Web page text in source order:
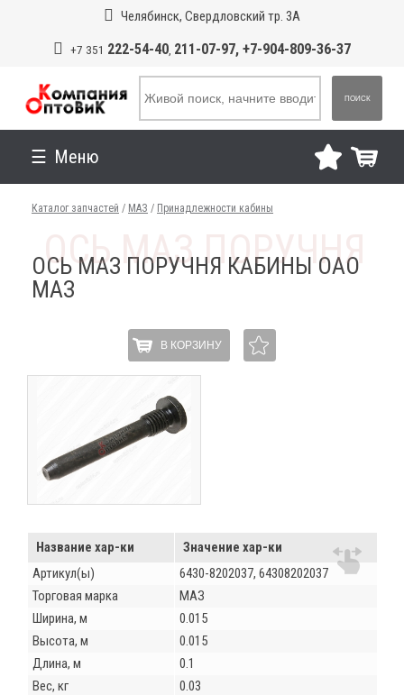
Челябинск, Свердловский тр. 3А
+7 351 222-54-40, 211-07-97, +7-904-809-36-37
ПОИСК
Меню
Каталог запчастей / МАЗ / Принадлежности кабины
ОСЬ МАЗ ПОРУЧНЯ КАБИНЫ ОАО
МАЗ
В КОРЗИНУ
Название хар-ки
Значение хар-ки
Артикул(ы)
6430-8202037, 64308202037
Торговая марка
МАЗ
Ширина, м
0.015
Высота, м
0.015
Длина, м
0.1
Вес, кг
0.03